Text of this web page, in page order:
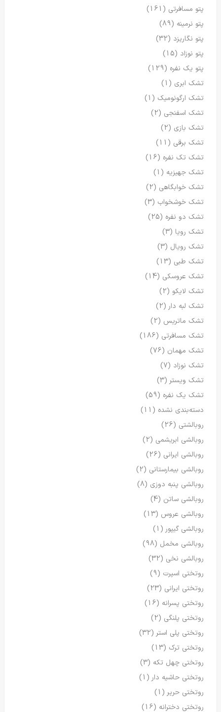
پتو مسافرتی (161)
پتو نرمینه (89)
پتو نگاریزد (32)
پتو نوزاد (15)
پتو یک نفره (129)
تشک ابری (1)
تشک ارگونومیک (1)
تشک اسفنجی (2)
تشک بازی (2)
تشک برقی (11)
تشک تک نفره (16)
تشک جهیزیه (1)
تشک خوابگاهی (2)
تشک خوشخواب (3)
تشک دو نفره (25)
تشک رویا (3)
تشک رویال (3)
تشک طبی (13)
تشک عروسکی (14)
تشک لایکو (2)
تشک لبه دار (2)
تشک ماتریس (2)
تشک مسافرتی (186)
تشک مهمان (76)
تشک نوزاد (7)
تشک ویستر (3)
تشک یک نفره (59)
دسته‌بندی نشده (11)
روبالشتی (26)
روبالشی ابریشمی (2)
روبالشی ایرانی (26)
روبالشی بیمارستانی (2)
روبالشی پنبه دوزی (8)
روبالشی ساتن (4)
روبالشی عروس (13)
روبالشی گیپور (1)
روبالشی مخمل (98)
روبالشی نخی (32)
روتختی اسپرت (9)
روتختی ایرانی (23)
روتختی پسرانه (16)
روتختی پلنگی (2)
روتختی پلی استر (32)
روتختی ترک (13)
روتختی چهل تکه (3)
روتختی حاشیه دار (1)
روتختی حریر (1)
روتختی دخترانه (16)